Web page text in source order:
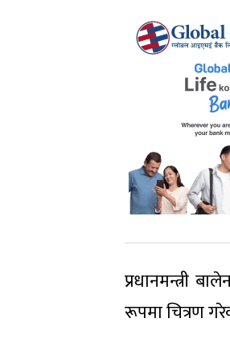
प्रधानमन्त्री
रूपमा चित्रण